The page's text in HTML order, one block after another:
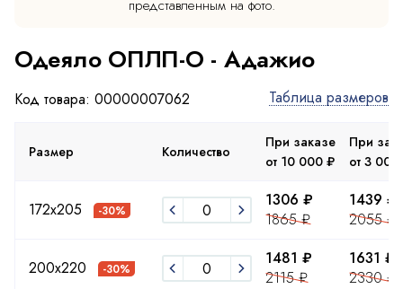
представленным на фото.
Одеяло ОПЛП-О - Адажио
Код товара: 00000007062 Таблица размеров
Размер Количество
При заказе
от 10 000 ₽
При
от 3
172x205 -30%
1306 ₽
1865 ₽
1439 ₽
2055 ₽
200х220 -30%
1481 ₽
2115 ₽
1631 ₽
2330 ₽